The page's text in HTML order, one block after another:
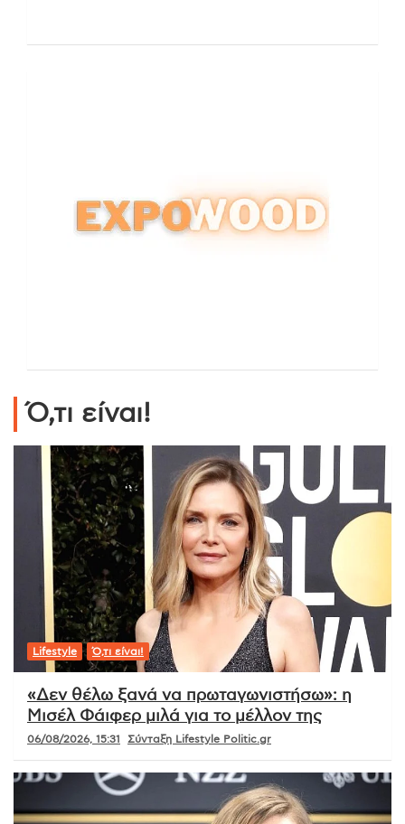
Ό,τι είναι!
Lifestyle Ό,τι είναι!
«Δεν θέλω ξανά να πρωταγωνιστήσω»: η
Μισέλ Φάιφερ μιλά για το μέλλον της
06/08/2026, 15:31 Σύνταξη Lifestyle Politic.gr